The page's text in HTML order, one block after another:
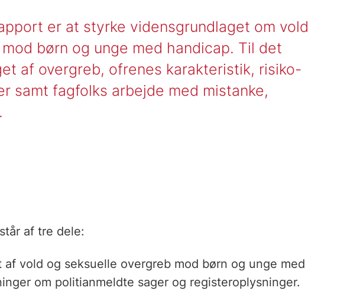
er at styrke vidensgrundlaget om vold
børn og unge med handicap. Til det
af overgreb, ofrenes karakteristik, risiko-
samt fagfolks arbejde med mistanke,
af tre dele:
vold og seksuelle overgreb mod børn og unge med
om politianmeldte sager og registeroplysninger.